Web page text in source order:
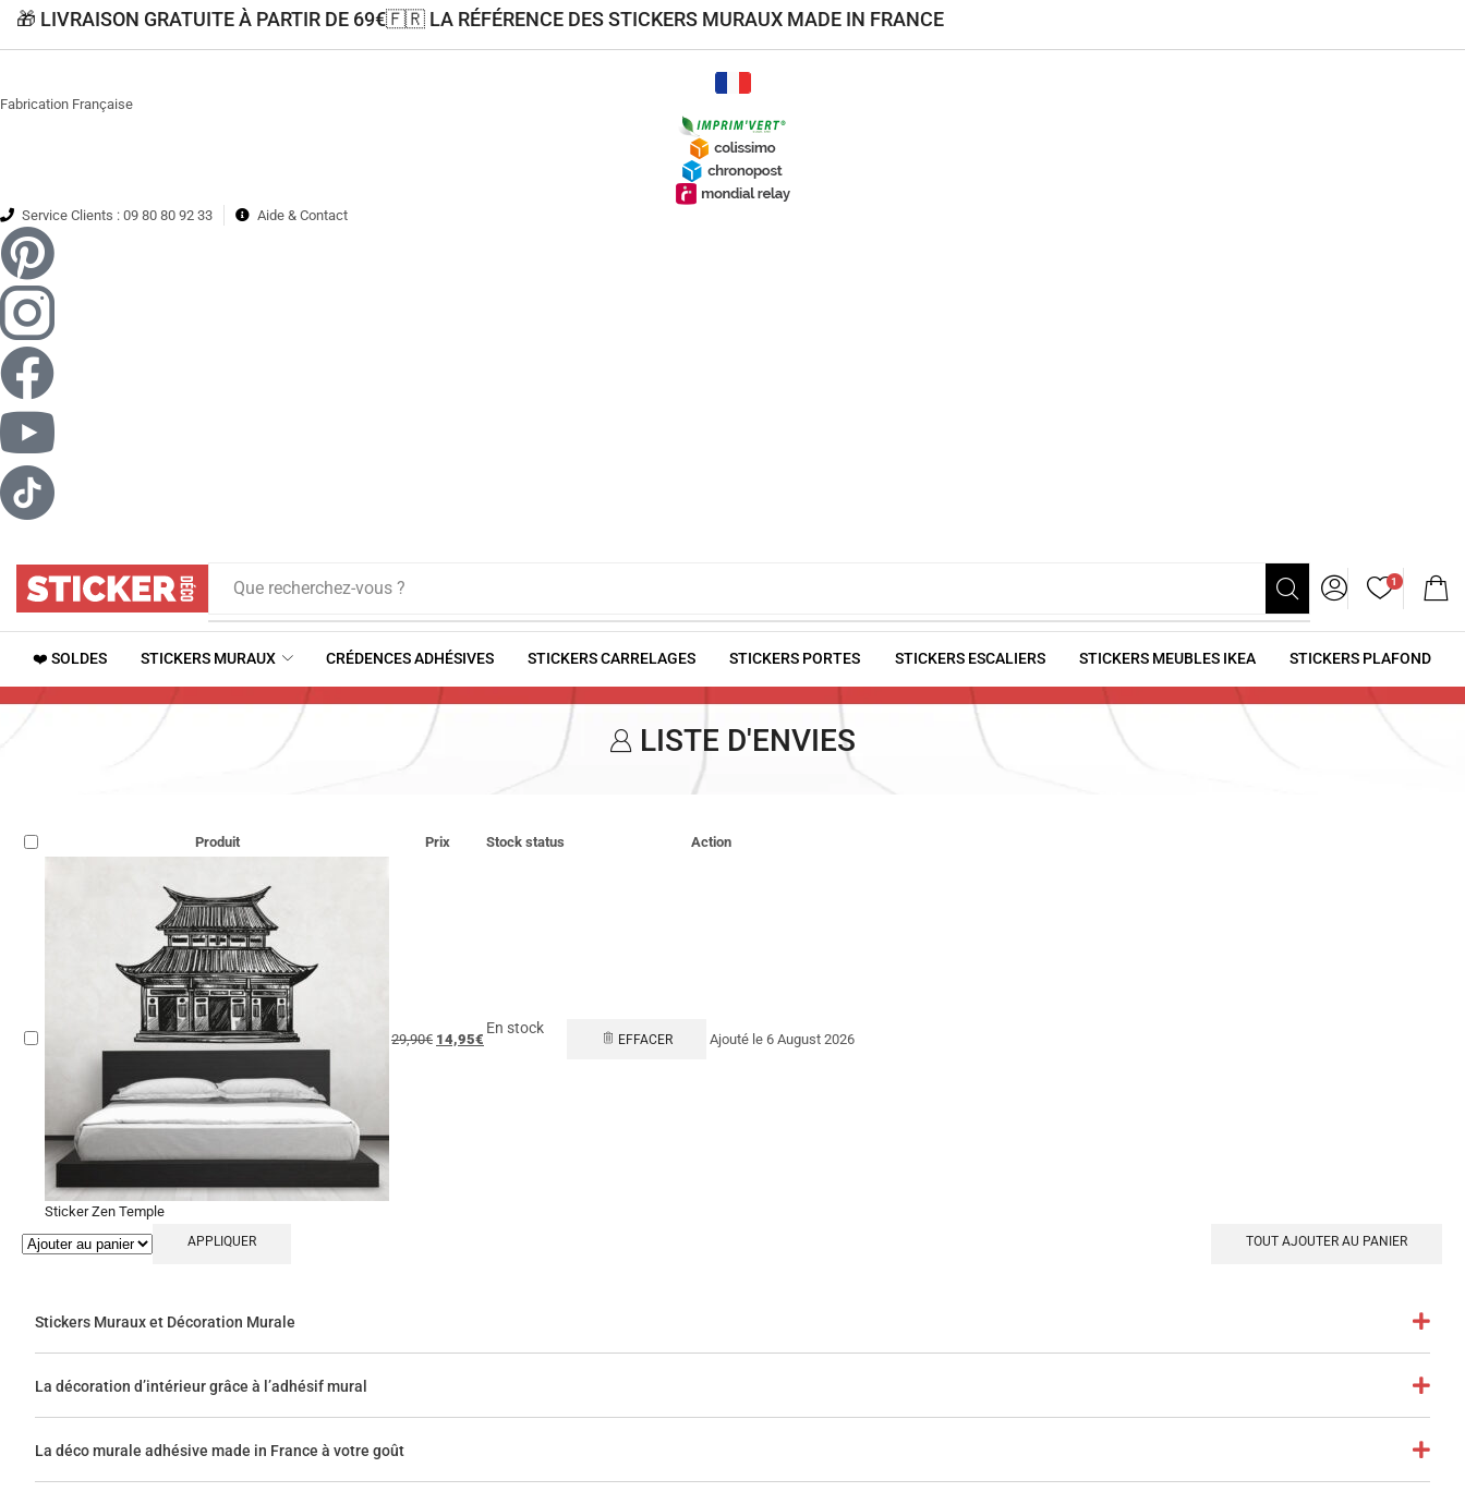
🎁 LIVRAISON GRATUITE À PARTIR DE 69€🇫🇷 LA RÉFÉRENCE DES STICKERS MURAUX MADE IN FRANCE
Fabrication Française
Service Clients : 09 80 80 92 33 Aide & Contact
Que recherchez-vous ? 1
❤️ SOLDES STICKERS MURAUX CRÉDENCES ADHÉSIVES STICKERS CARRELAGES STICKERS PORTES STICKERS ESCALIERS STICKERS MEUBLES IKEA STICKERS PLAFOND
LISTE D'ENVIES
Produit Prix Stock status Action
Sticker Zen Temple
29,90€ 14,95€
En stock
EFFACER Ajouté le 6 August 2026
APPLIQUER TOUT AJOUTER AU PANIER
Stickers Muraux et Décoration Murale
La décoration d’intérieur grâce à l’adhésif mural
La déco murale adhésive made in France à votre goût